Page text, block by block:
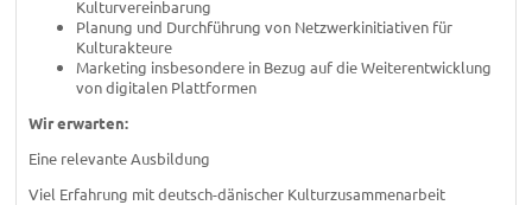
Kulturvereinbarung
Planung und Durchführung von Netzwerkinitiativen für
Kulturakteure
Marketing insbesondere in Bezug auf die Weiterentwicklung
von digitalen Plattformen
Wir erwarten:
Eine relevante Ausbildung
Viel Erfahrung mit deutsch-dänischer Kulturzusammenarbeit